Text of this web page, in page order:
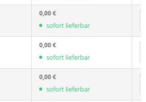
0,00 €
sofort lieferbar
0,00 €
sofort lieferbar
0,00 €
sofort lieferbar